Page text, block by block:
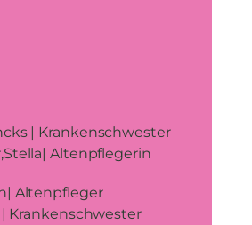
| Krankenschwester
Altenpflegerin
Altenpfleger
| Krankenschwester